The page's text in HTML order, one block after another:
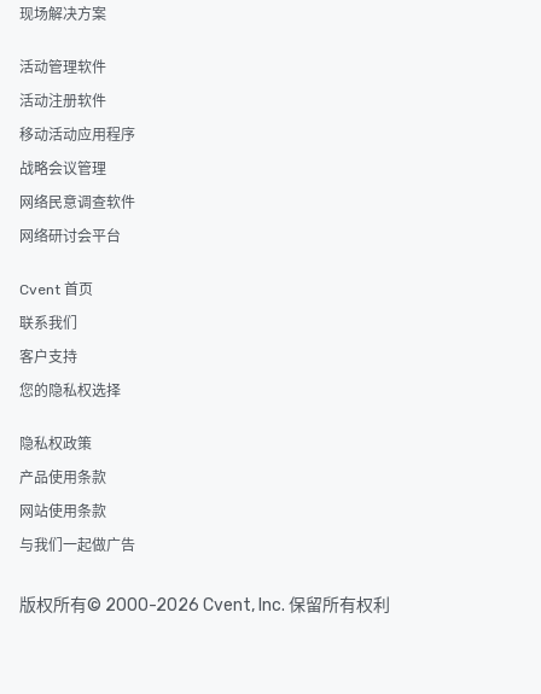
现场解决方案
活动管理软件
活动注册软件
移动活动应用程序
战略会议管理
网络民意调查软件
网络研讨会平台
Cvent 首页
联系我们
客户支持
您的隐私权选择
隐私权政策
产品使用条款
网站使用条款
与我们一起做广告
版权所有© 2000-2026 Cvent, Inc. 保留所有权利